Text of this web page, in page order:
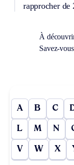
rapprocher de
À
Savez-
A B C
L M N
V W X